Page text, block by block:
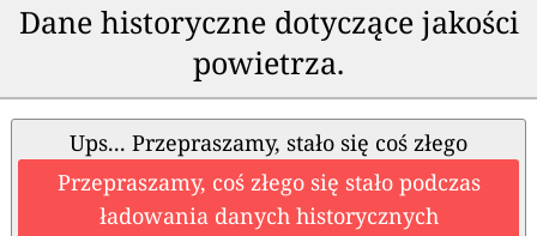
Dane historyczne dotyczące jakości
powietrza.
Ups... Przepraszamy, stało się coś złego
Przepraszamy, coś złego się stało podczas
ładowania danych historycznych